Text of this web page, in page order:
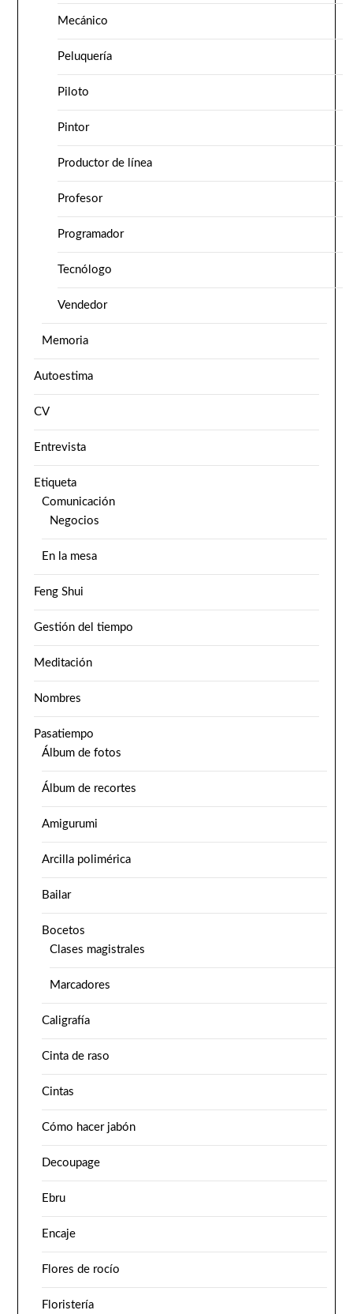
Mecánico
Peluquería
Piloto
Pintor
Productor de línea
Profesor
Programador
Tecnólogo
Vendedor
Memoria
Autoestima
CV
Entrevista
Etiqueta
Comunicación
Negocios
En la mesa
Feng Shui
Gestión del tiempo
Meditación
Nombres
Pasatiempo
Álbum de fotos
Álbum de recortes
Amigurumi
Arcilla polimérica
Bailar
Bocetos
Clases magistrales
Marcadores
Caligrafía
Cinta de raso
Cintas
Cómo hacer jabón
Decoupage
Ebru
Encaje
Flores de rocío
Floristería